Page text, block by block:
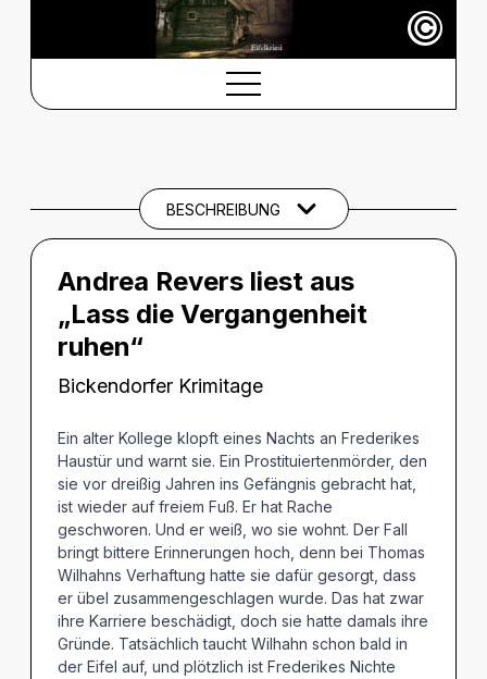
©
BARRIEREINFORMATIONEN
THEMEN UND SCHLAGWÖRTER
BESCHREIBUNG
Andrea Revers liest aus
„Lass die Vergangenheit
ruhen“
Bickendorfer Krimitage
Ein alter Kollege klopft eines Nachts an Frederikes
Haustür und warnt sie. Ein Prostituiertenmörder, den
sie vor dreißig Jahren ins Gefängnis gebracht hat,
ist wieder auf freiem Fuß. Er hat Rache
geschworen. Und er weiß, wo sie wohnt. Der Fall
bringt bittere Erinnerungen hoch, denn bei Thomas
Wilhahns Verhaftung hatte sie dafür gesorgt, dass
er übel zusammengeschlagen wurde. Das hat zwar
ihre Karriere beschädigt, doch sie hatte damals ihre
Gründe. Tatsächlich taucht Wilhahn schon bald in
der Eifel auf, und plötzlich ist Frederikes Nichte